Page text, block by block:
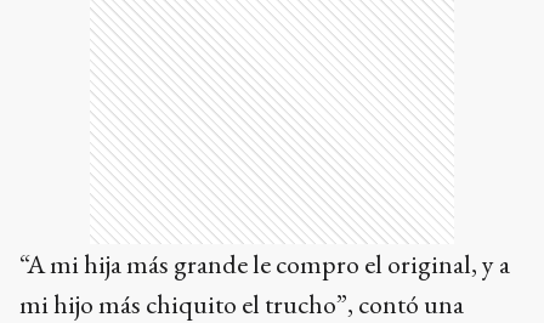
“A mi hija más grande le compro el original, y a
mi hijo más chiquito el trucho”, contó una